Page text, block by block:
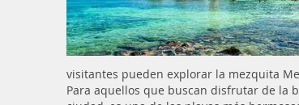
visitantes pueden explorar la mezquita
Para aquellos que buscan disfrutar de la